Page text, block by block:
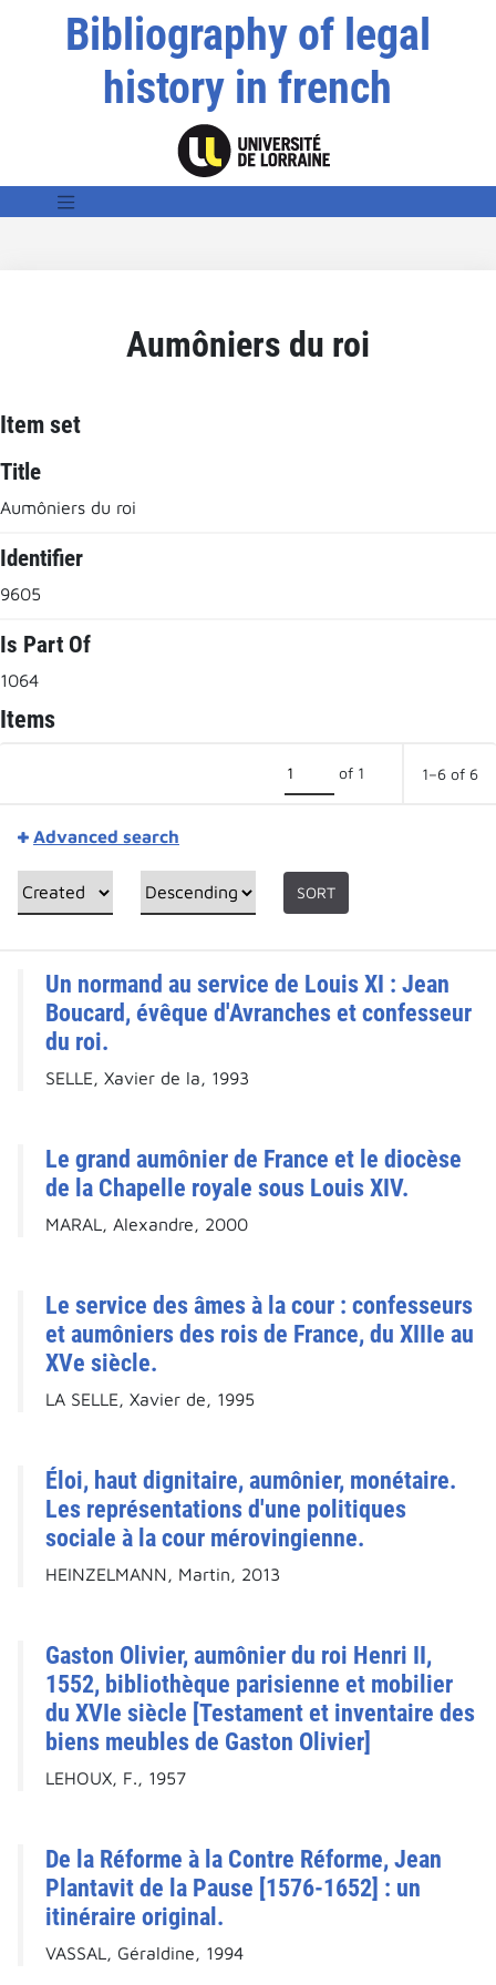
Bibliography of legal
history in french
Aumôniers du roi
Item set
Title
Aumôniers du roi
Identifier
9605
Is Part Of
1064
Items
of 1 1–6 of 6
Advanced search
SORT
Un normand au service de Louis XI : Jean
Boucard, évêque d'Avranches et confesseur
du roi.
SELLE, Xavier de la, 1993
Le grand aumônier de France et le diocèse
de la Chapelle royale sous Louis XIV.
MARAL, Alexandre, 2000
Le service des âmes à la cour : confesseurs
et aumôniers des rois de France, du XIIIe au
XVe siècle.
LA SELLE, Xavier de, 1995
Éloi, haut dignitaire, aumônier, monétaire.
Les représentations d'une politiques
sociale à la cour mérovingienne.
HEINZELMANN, Martin, 2013
Gaston Olivier, aumônier du roi Henri II,
1552, bibliothèque parisienne et mobilier
du XVIe siècle [Testament et inventaire des
biens meubles de Gaston Olivier]
LEHOUX, F., 1957
De la Réforme à la Contre Réforme, Jean
Plantavit de la Pause [1576-1652] : un
itinéraire original.
VASSAL, Géraldine, 1994